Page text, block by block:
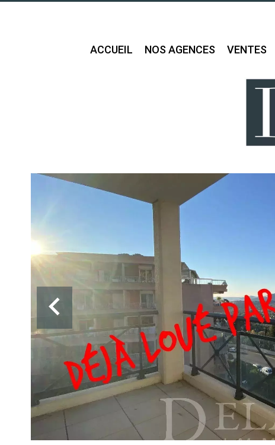
ACCUEIL NOS AGENCES VENTES